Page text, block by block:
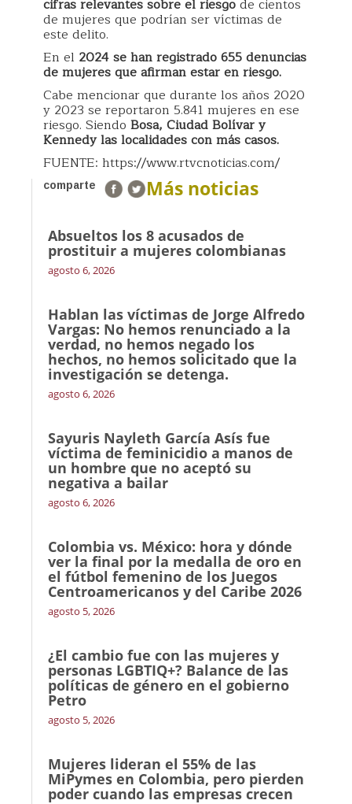
cifras relevantes sobre el riesgode cientos
de mujeres que podrían ser víctimas de
este delito.
En el 2024 se han registrado 655 denuncias
de mujeres que afirman estar en riesgo.
Cabe mencionar que durante los años 2020
y 2023 se reportaron 5.841 mujeres en ese
riesgo. Siendo Bosa, Ciudad Bolívar y
Kennedy las localidades con más casos.
FUENTE: https://www.rtvcnoticias.com/
comparte Más noticias
Absueltos los 8 acusados de
prostituir a mujeres colombianas
agosto 6, 2026
Hablan las víctimas de Jorge Alfredo
Vargas: No hemos renunciado a la
verdad, no hemos negado los
hechos, no hemos solicitado que la
investigación se detenga.
agosto 6, 2026
Sayuris Nayleth García Asís fue
víctima de feminicidio a manos de
un hombre que no aceptó su
negativa a bailar
agosto 6, 2026
Colombia vs. México: hora y dónde
ver la final por la medalla de oro en
el fútbol femenino de los Juegos
Centroamericanos y del Caribe 2026
agosto 5, 2026
¿El cambio fue con las mujeres y
personas LGBTIQ+? Balance de las
políticas de género en el gobierno
Petro
agosto 5, 2026
Mujeres lideran el 55% de las
MiPymes en Colombia, pero pierden
poder cuando las empresas crecen